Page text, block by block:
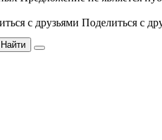
с друзьями Поделиться с
Найти